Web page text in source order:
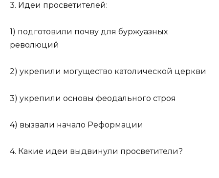
3. Идеи просветителей:
1) подготовили почву для буржуазных
революций
2) укрепили могущество католической церкви
3) укрепили основы феодального строя
4) вызвали начало Реформации
4. Какие идеи выдвинули просветители?